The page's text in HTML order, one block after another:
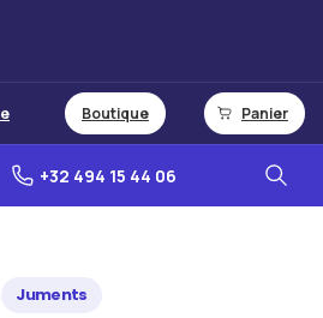
Boutique Panier
+32 494 15 44 06
Juments